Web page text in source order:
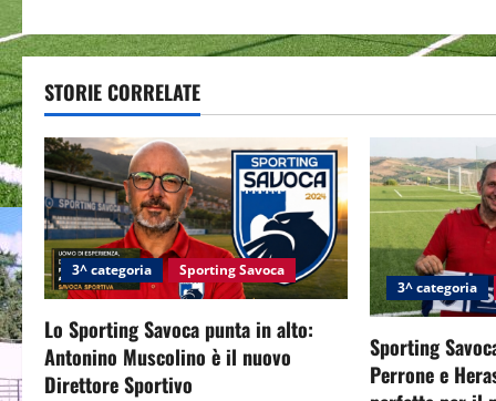
t
n
a
v
i
g
a
t
STORIE CORRELATE
3^ categoria Sporting Savoca
Lo Sporting Savoca punta in alto:
Antonino Muscolino è il nuovo
Direttore Sportivo
3^ categoria
Sporting
Perrone e